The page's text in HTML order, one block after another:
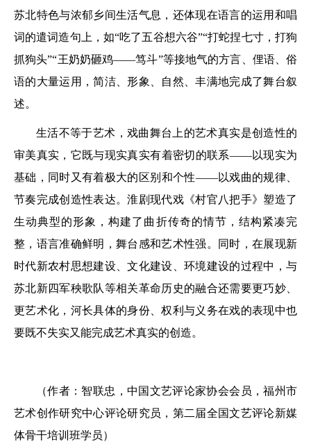
苏北特色与浓郁乡间生活气息，还体现在语言的运用和唱
词的遣词造句上，如“吃了五谷想六谷”“打蛇捏七寸，打狗
抓狗头”“王奶奶砸鸡——笃斗”等接地气的方言、俚语、俗
语的大量运用，简洁、形象、自然、丰满地完成了舞台叙
述。
生活不等于艺术，戏曲舞台上的艺术真实是创造性的
审美真实，它既与现实真实有着密切的联系——以现实为
基础，同时又有着极大的区别和个性——以戏曲的规律、
节奏完成创造性表达。淮剧现代戏《村官八把手》塑造了
生动典型的形象，构建了曲折传奇的情节，结构紧凑完
整，语言准确鲜明，舞台感和艺术性强。同时，在展现新
时代新农村思想建设、文化建设、环境建设的过程中，与
苏北新四军秧歌队等相关革命历史的融合还需要更巧妙、
更艺术化，河长具体的身份、权利与义务在戏的表现中也
要既不失实又能完成艺术真实的创造。
（作者：智联忠，中国文艺评论家协会会员，福州市
艺术创作研究中心评论研究员，第二届全国文艺评论新媒
体骨干培训班学员）